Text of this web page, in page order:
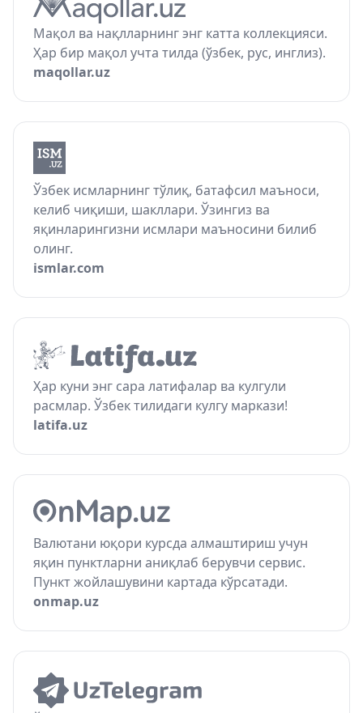
Мақол ва нақлларнинг энг катта коллекцияси.
Ҳар бир мақол учта тилда (ўзбек, рус, инглиз).
maqollar.uz
Ўзбек исмларнинг тўлиқ, батафсил маъноси,
келиб чиқиши, шакллари. Ўзингиз ва
яқинларингизни исмлари маъносини билиб
олинг.
ismlar.com
Ҳар куни энг сара латифалар ва кулгули
расмлар. Ўзбек тилидаги кулгу маркази!
latifa.uz
Валютани юқори курсда алмаштириш учун
яқин пунктларни аниқлаб берувчи сервис.
Пункт жойлашувини картада кўрсатади.
onmap.uz